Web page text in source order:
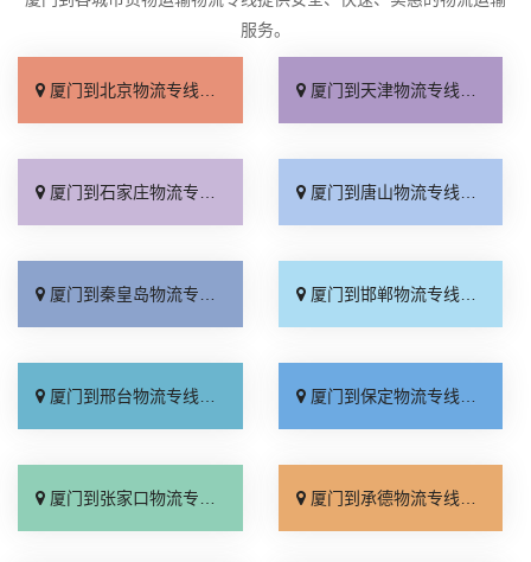
服务。
厦门到北京物流专线_直达不中转「送货到门」 厦门到天津物流专线_运保时效「高效快运」
厦门到石家庄物流专线_准时准点「多少公里」 厦门到唐山物流专线_全境派送「收费介绍」
厦门到秦皇岛物流专线_高效运输「运保时效」 厦门到邯郸物流专线_物流拼车「全境配送」
厦门到邢台物流专线_专业靠谱「上门提货」 厦门到保定物流专线_全程直达「高效运输」
厦门到张家口物流专线_全境派送「多久能到」 厦门到承德物流专线_专业调车「合理收费」